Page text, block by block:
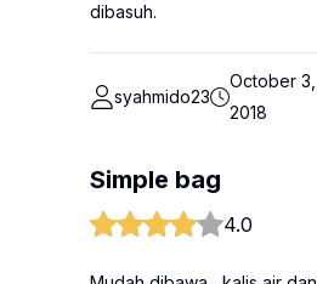
dibasuh.
syahmido23
October 3,
2018
Simple bag
4.0